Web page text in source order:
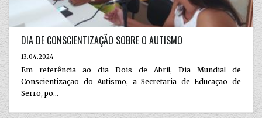
DIA DE CONSCIENTIZAÇÃO SOBRE O AUTISMO
13.04.2024
Em referência ao dia Dois de Abril, Dia Mundial de
Conscientização do Autismo, a Secretaria de Educação de
Serro, po...